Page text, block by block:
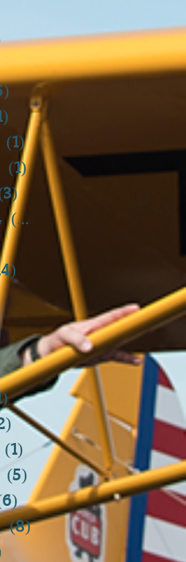
11 posts
posts
5 posts
1 post
(1)1 post
(1)1 post
3 posts
(11)
11 posts
11 posts
14 posts
posts
post
1 post
2 posts
(1) 1 post
(5) 5 posts
6 posts
(8)8 posts